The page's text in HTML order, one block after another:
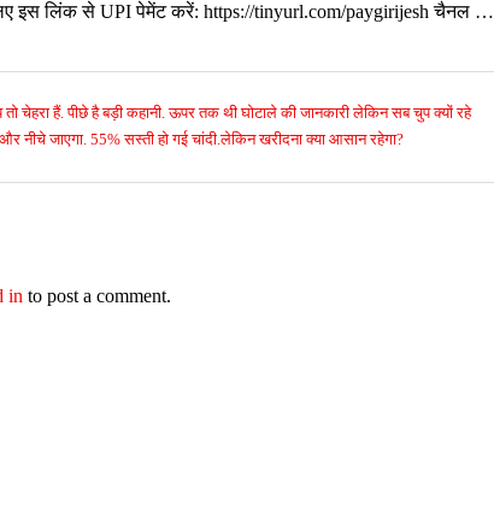
इस लिंक से UPI पेमेंट करें: https://tinyurl.com/paygirijesh चैनल …
तो चेहरा हैं. पीछे है बड़ी कहानी. ऊपर तक थी घोटाले की जानकारी लेकिन सब चुप क्यों रहे
नीचे जाएगा. 55% सस्ती हो गई चांदी.लेकिन खरीदना क्या आसान रहेगा?
in to post a comment.